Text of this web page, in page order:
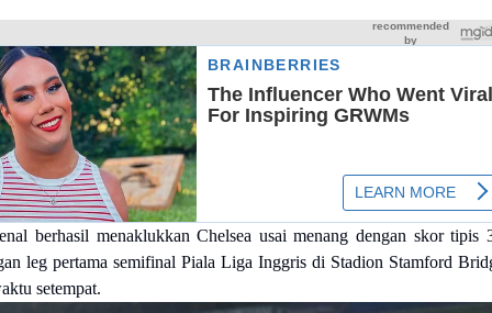
berhasil menaklukkan Chelsea usai menang dengan skor tipis
leg pertama semifinal Piala Liga Inggris di Stadion Stamford
setempat.